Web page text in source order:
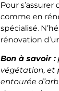
Pour
comme en
spécialisé.
rénovation
Bon à savoir :
végétation, et
entourée